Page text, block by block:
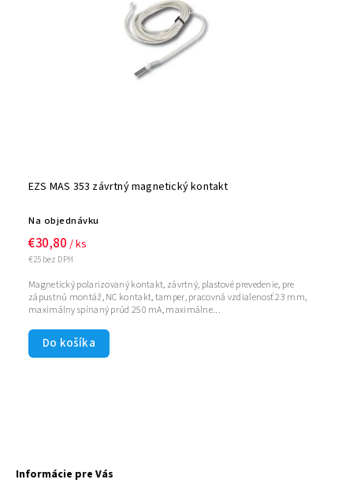
EZS MAS 353 závrtný magnetický kontakt
Na objednávku
€25 bez DPH
€30,80 / ks
Do košíka
Magnetický polarizovaný kontakt, závrtný, plastové prevedenie, pre
zápustnú montáž, NC kontakt, tamper, pracovná vzdialenosť 23 mm,
maximálny spínaný prúd 250 mA, maximálne...
Informácie pre Vás